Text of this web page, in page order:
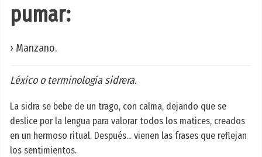
pumar:
› Manzano.
Léxico o terminología sidrera.
La sidra se bebe de un trago, con calma, dejando que se
deslice por la lengua para valorar todos los matices, creados
en un hermoso ritual. Después... vienen las frases que reflejan
los sentimientos.